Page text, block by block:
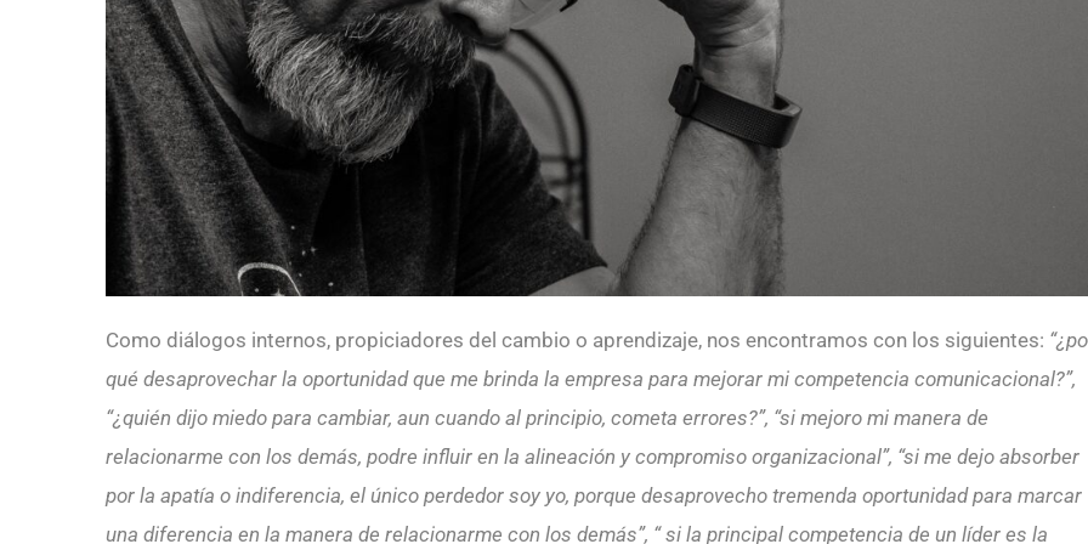
Como diálogos internos, propiciadores del cambio o aprendizaje, nos encontramos con los siguientes:
qué desaprovechar la oportunidad que me brinda la empresa para mejorar mi competencia comunicacional?”,
“¿quién dijo miedo para cambiar, aun cuando al principio, cometa errores?”, “si mejoro mi manera de
relacionarme con los demás, podre influir en la alineación y compromiso organizacional”, “si me dejo absorber
por la apatía o indiferencia, el único perdedor soy yo, porque desaprovecho tremenda oportunidad para marcar
una diferencia en la manera de relacionarme con los demás”, “ si la principal competencia de un líder es la